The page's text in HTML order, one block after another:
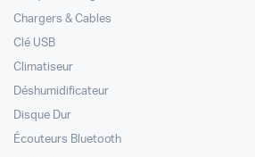
Chargers & Cables
Clé USB
Climatiseur
Déshumidificateur
Disque Dur
Écouteurs Bluetooth